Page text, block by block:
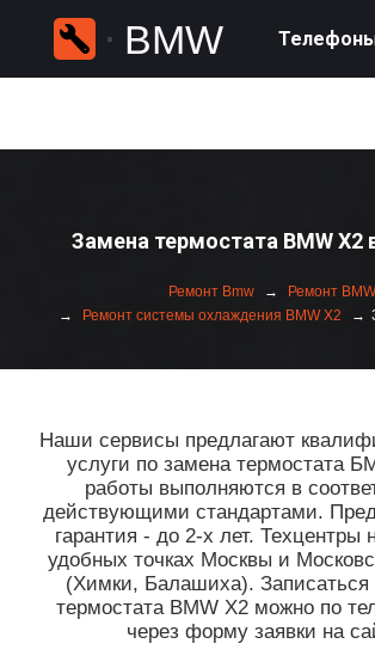
BMW
Замена термостата BMW X2
Ремонт Bmw
Ремонт
Ремонт системы охлаждения BMW X2
Наши сервисы предлагают
услуги по замена термостата
работы выполняются в
действующими стандартами.
гарантия - до 2-х лет. Техцентры
удобных точках Москвы и
(Химки, Балашиха). Записаться
термостата BMW X2 можно по
через форму заявки на